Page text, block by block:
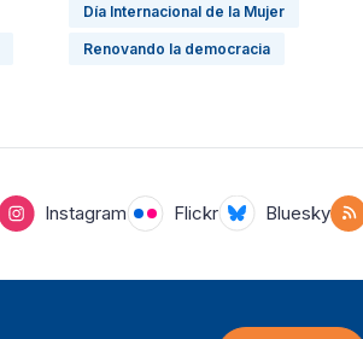
Día Internacional de la Mujer
Renovando la democracia
Instagram Flickr Bluesky